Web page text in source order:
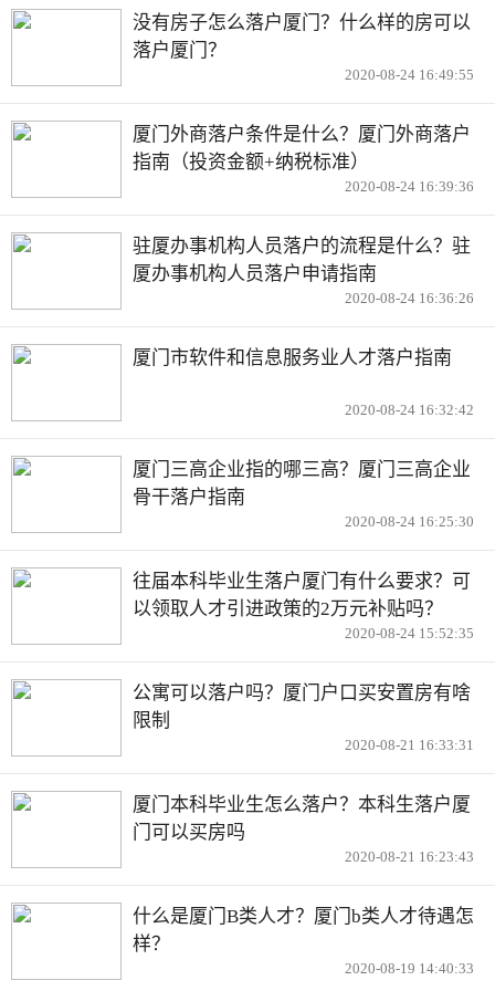
没有房子怎么落户厦门？什么样的房可以
落户厦门？
2020-08-24 16:49:55
厦门外商落户条件是什么？厦门外商落户
指南（投资金额+纳税标准）
2020-08-24 16:39:36
驻厦办事机构人员落户的流程是什么？驻
厦办事机构人员落户申请指南
2020-08-24 16:36:26
厦门市软件和信息服务业人才落户指南
2020-08-24 16:32:42
厦门三高企业指的哪三高？厦门三高企业
骨干落户指南
2020-08-24 16:25:30
往届本科毕业生落户厦门有什么要求？可
以领取人才引进政策的2万元补贴吗？
2020-08-24 15:52:35
公寓可以落户吗？厦门户口买安置房有啥
限制
2020-08-21 16:33:31
厦门本科毕业生怎么落户？本科生落户厦
门可以买房吗
2020-08-21 16:23:43
什么是厦门B类人才？厦门b类人才待遇怎
样？
2020-08-19 14:40:33